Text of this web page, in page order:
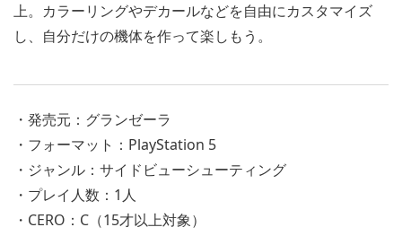
上。カラーリングやデカールなどを自由にカスタマイズ
し、自分だけの機体を作って楽しもう。
・発売元：グランゼーラ
・フォーマット：PlayStation 5
・ジャンル：サイドビューシューティング
・プレイ人数：1人
・CERO：C（15才以上対象）